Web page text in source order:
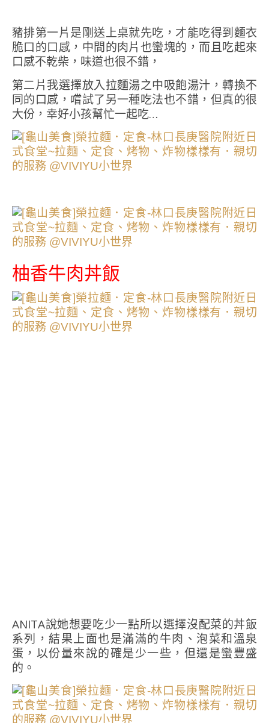
豬排第一片是剛送上桌就先吃，才能吃得到麵衣
脆口的口感，中間的肉片也蠻塊的，而且吃起來
口感不乾柴，味道也很不錯，
第二片我選擇放入拉麵湯之中吸飽湯汁，轉換不
同的口感，嚐試了另一種吃法也不錯，但真的很
大份，幸好小孩幫忙一起吃…
柚香牛肉丼飯
ANITA說她想要吃少一點所以選擇沒配菜的丼飯
系列，結果上面也是滿滿的牛肉、泡菜和溫泉
蛋，以份量來說的確是少一些，但還是蠻豐盛
的。